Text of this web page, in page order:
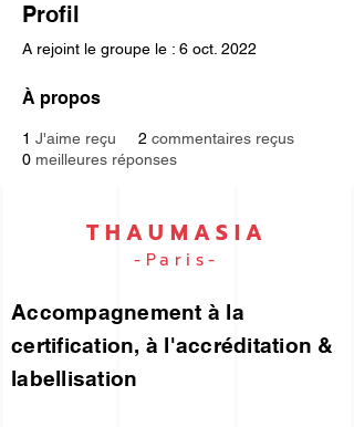
Profil
A rejoint le groupe le : 6 oct. 2022
À propos
1 J'aime reçu 2 commentaires reçus
0 meilleures réponses
THAUMASIA
-Paris-
Accompagnement à la
certification, à l'accréditation &
labellisation